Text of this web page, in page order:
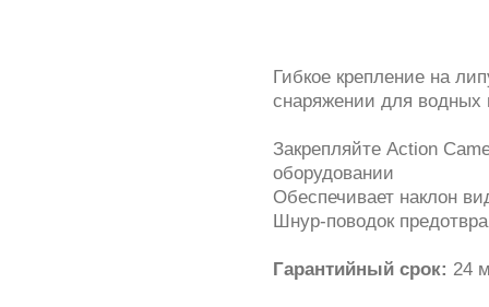
Гибкое крепление на
снаряжении для водных
Закрепляйте Action
оборудовании
Обеспечивает наклон
Шнур-поводок
Гарантийный срок: 24